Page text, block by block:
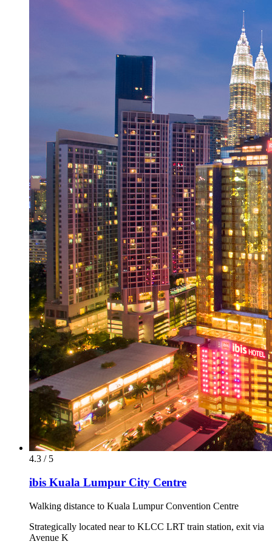
4.3 / 5
ibis Kuala Lumpur City Centre
Walking distance to Kuala Lumpur Convention Centre
Strategically located near to KLCC LRT train station, exit via
Avenue K